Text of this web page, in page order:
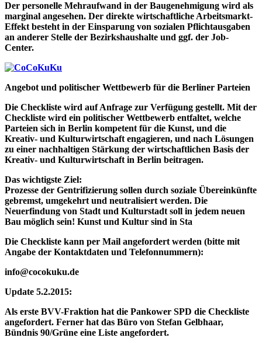
Der personelle Mehraufwand in der Baugenehmigung wird als
marginal angesehen. Der direkte wirtschaftliche Arbeitsmarkt-
Effekt besteht in der Einsparung von sozialen Pflichtausgaben
an anderer Stelle der Bezirkshaushalte und ggf. der Job-
Center.
Angebot und politischer Wettbewerb für die Berliner Parteien
Die Checkliste wird auf Anfrage zur Verfügung gestellt. Mit der
Checkliste wird ein politischer Wettbewerb entfaltet, welche
Parteien sich in Berlin kompetent für die Kunst, und die
Kreativ- und Kulturwirtschaft engagieren, und nach Lösungen
zu einer nachhaltigen Stärkung der wirtschaftlichen Basis der
Kreativ- und Kulturwirtschaft in Berlin beitragen.
Das wichtigste Ziel:
Prozesse der Gentrifizierung sollen durch soziale Übereinkünfte
gebremst, umgekehrt und neutralisiert werden. Die
Neuerfindung von Stadt und Kulturstadt soll in jedem neuen
Bau möglich sein! Kunst und Kultur sind in Sta
Die Checkliste kann per Mail angefordert werden (bitte mit
Angabe der Kontaktdaten und Telefonnummern):
info@cocokuku.de
Update 5.2.2015:
Als erste BVV-Fraktion hat die Pankower SPD die Checkliste
angefordert. Ferner hat das Büro von Stefan Gelbhaar,
Bündnis 90/Grüne eine Liste angefordert.